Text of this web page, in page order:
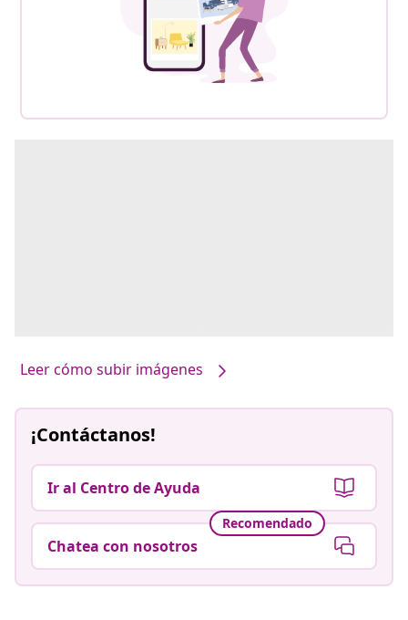
Leer cómo subir imágenes
¡Contáctanos!
Ir al Centro de Ayuda
Recomendado
Chatea con nosotros